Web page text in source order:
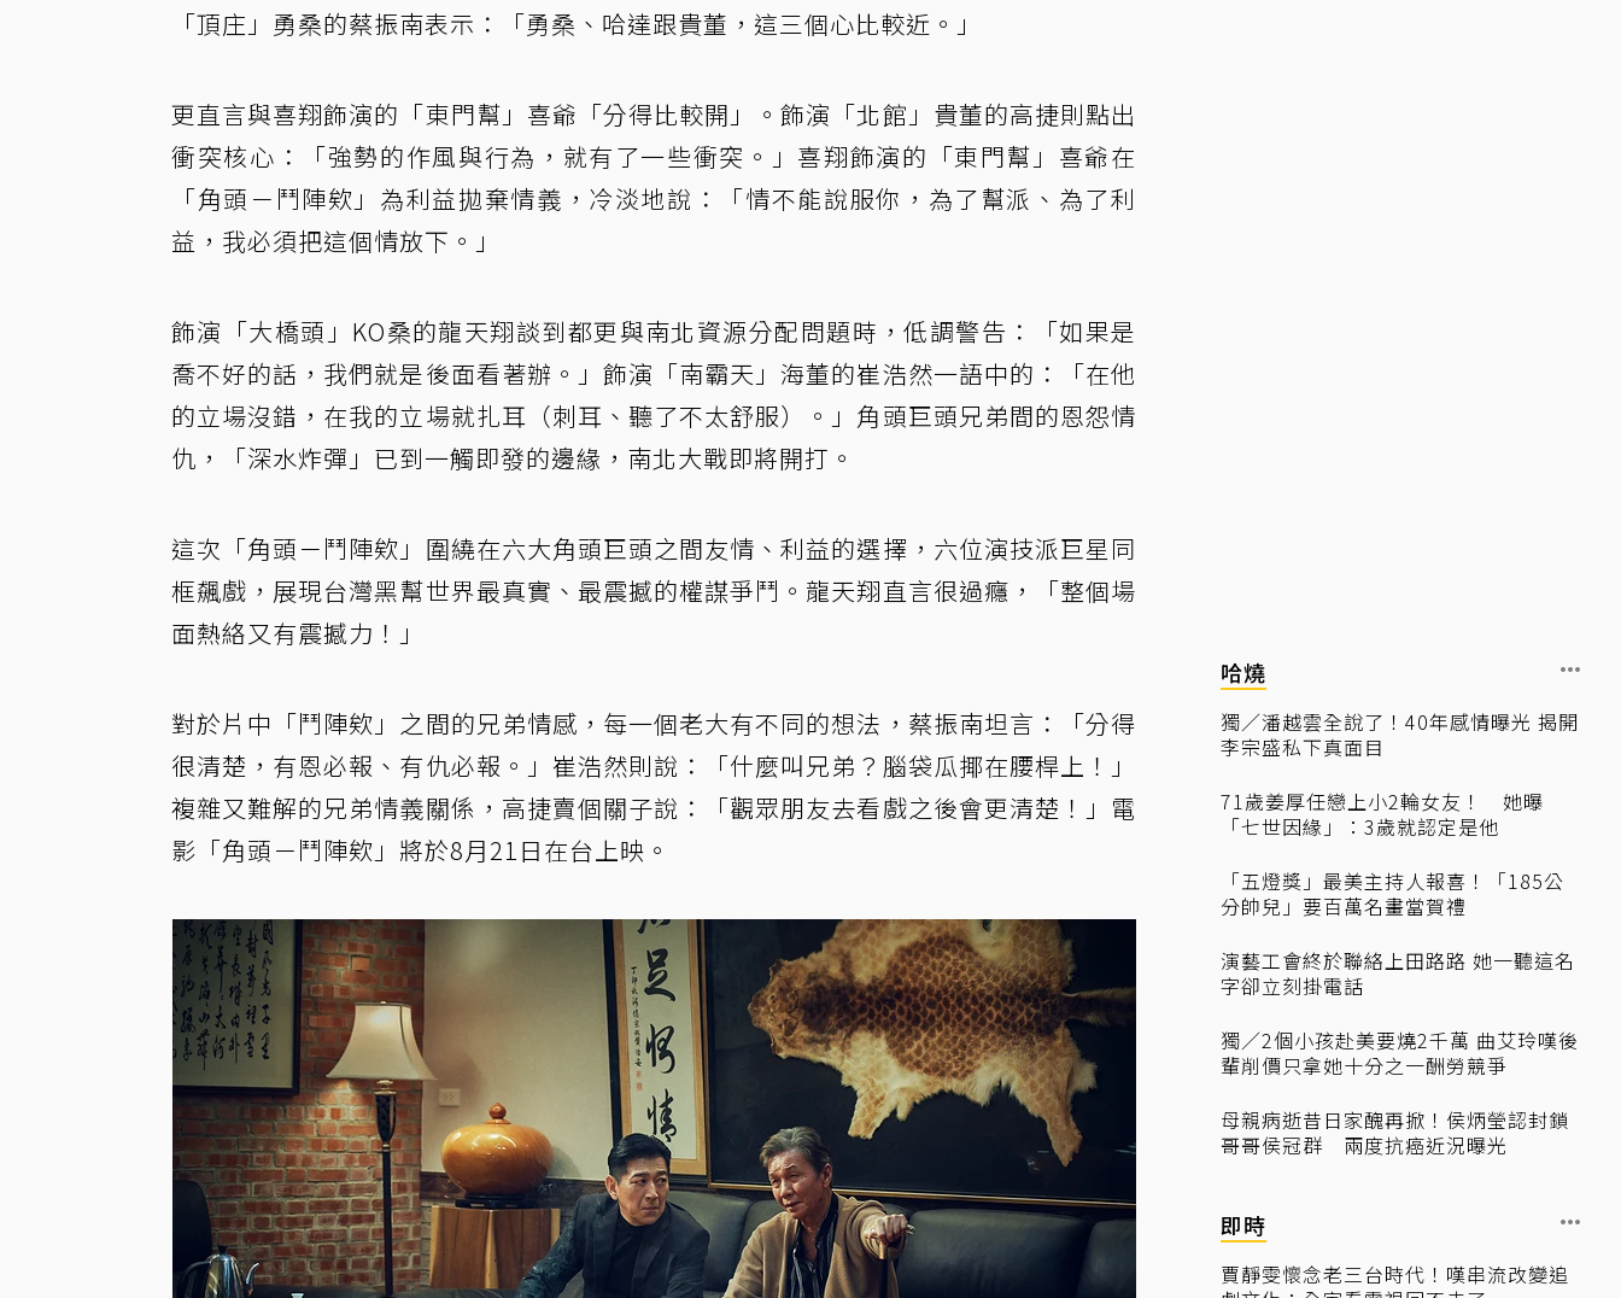
「頂庄」勇桑的蔡振南表示：「勇桑、哈達跟貴董，這三個心比較近。」
更直言與喜翔飾演的「東門幫」喜爺「分得比較開」。飾演「北館」貴董的高捷則點出
衝突核心：「強勢的作風與行為，就有了一些衝突。」喜翔飾演的「東門幫」喜爺在
「角頭－鬥陣欸」為利益拋棄情義，冷淡地說：「情不能說服你，為了幫派、為了利
益，我必須把這個情放下。」
飾演「大橋頭」KO桑的龍天翔談到都更與南北資源分配問題時，低調警告：「如果是
喬不好的話，我們就是後面看著辦。」飾演「南霸天」海董的崔浩然一語中的：「在他
的立場沒錯，在我的立場就扎耳（刺耳、聽了不太舒服）。」角頭巨頭兄弟間的恩怨情
仇，「深水炸彈」已到一觸即發的邊緣，南北大戰即將開打。
這次「角頭－鬥陣欸」圍繞在六大角頭巨頭之間友情、利益的選擇，六位演技派巨星同
框飆戲，展現台灣黑幫世界最真實、最震撼的權謀爭鬥。龍天翔直言很過癮，「整個場
面熱絡又有震撼力！」
對於片中「鬥陣欸」之間的兄弟情感，每一個老大有不同的想法，蔡振南坦言：「分得
很清楚，有恩必報、有仇必報。」崔浩然則說：「什麼叫兄弟？腦袋瓜揶在腰桿上！」
複雜又難解的兄弟情義關係，高捷賣個關子說：「觀眾朋友去看戲之後會更清楚！」電
影「角頭－鬥陣欸」將於8月21日在台上映。
哈燒
獨／潘越雲全說了！40年感情曝光 揭開
李宗盛私下真面目
71歲姜厚任戀上小2輪女友！ 她曝
「七世因緣」：3歲就認定是他
「五燈獎」最美主持人報喜！「185公
分帥兒」要百萬名畫當賀禮
演藝工會終於聯絡上田路路 她一聽這名
字卻立刻掛電話
獨／2個小孩赴美要燒2千萬 曲艾玲嘆後
輩削價只拿她十分之一酬勞競爭
母親病逝昔日家醜再掀！侯炳瑩認封鎖
哥哥侯冠群 兩度抗癌近況曝光
即時
賈靜雯懷念老三台時代！嘆串流改變追